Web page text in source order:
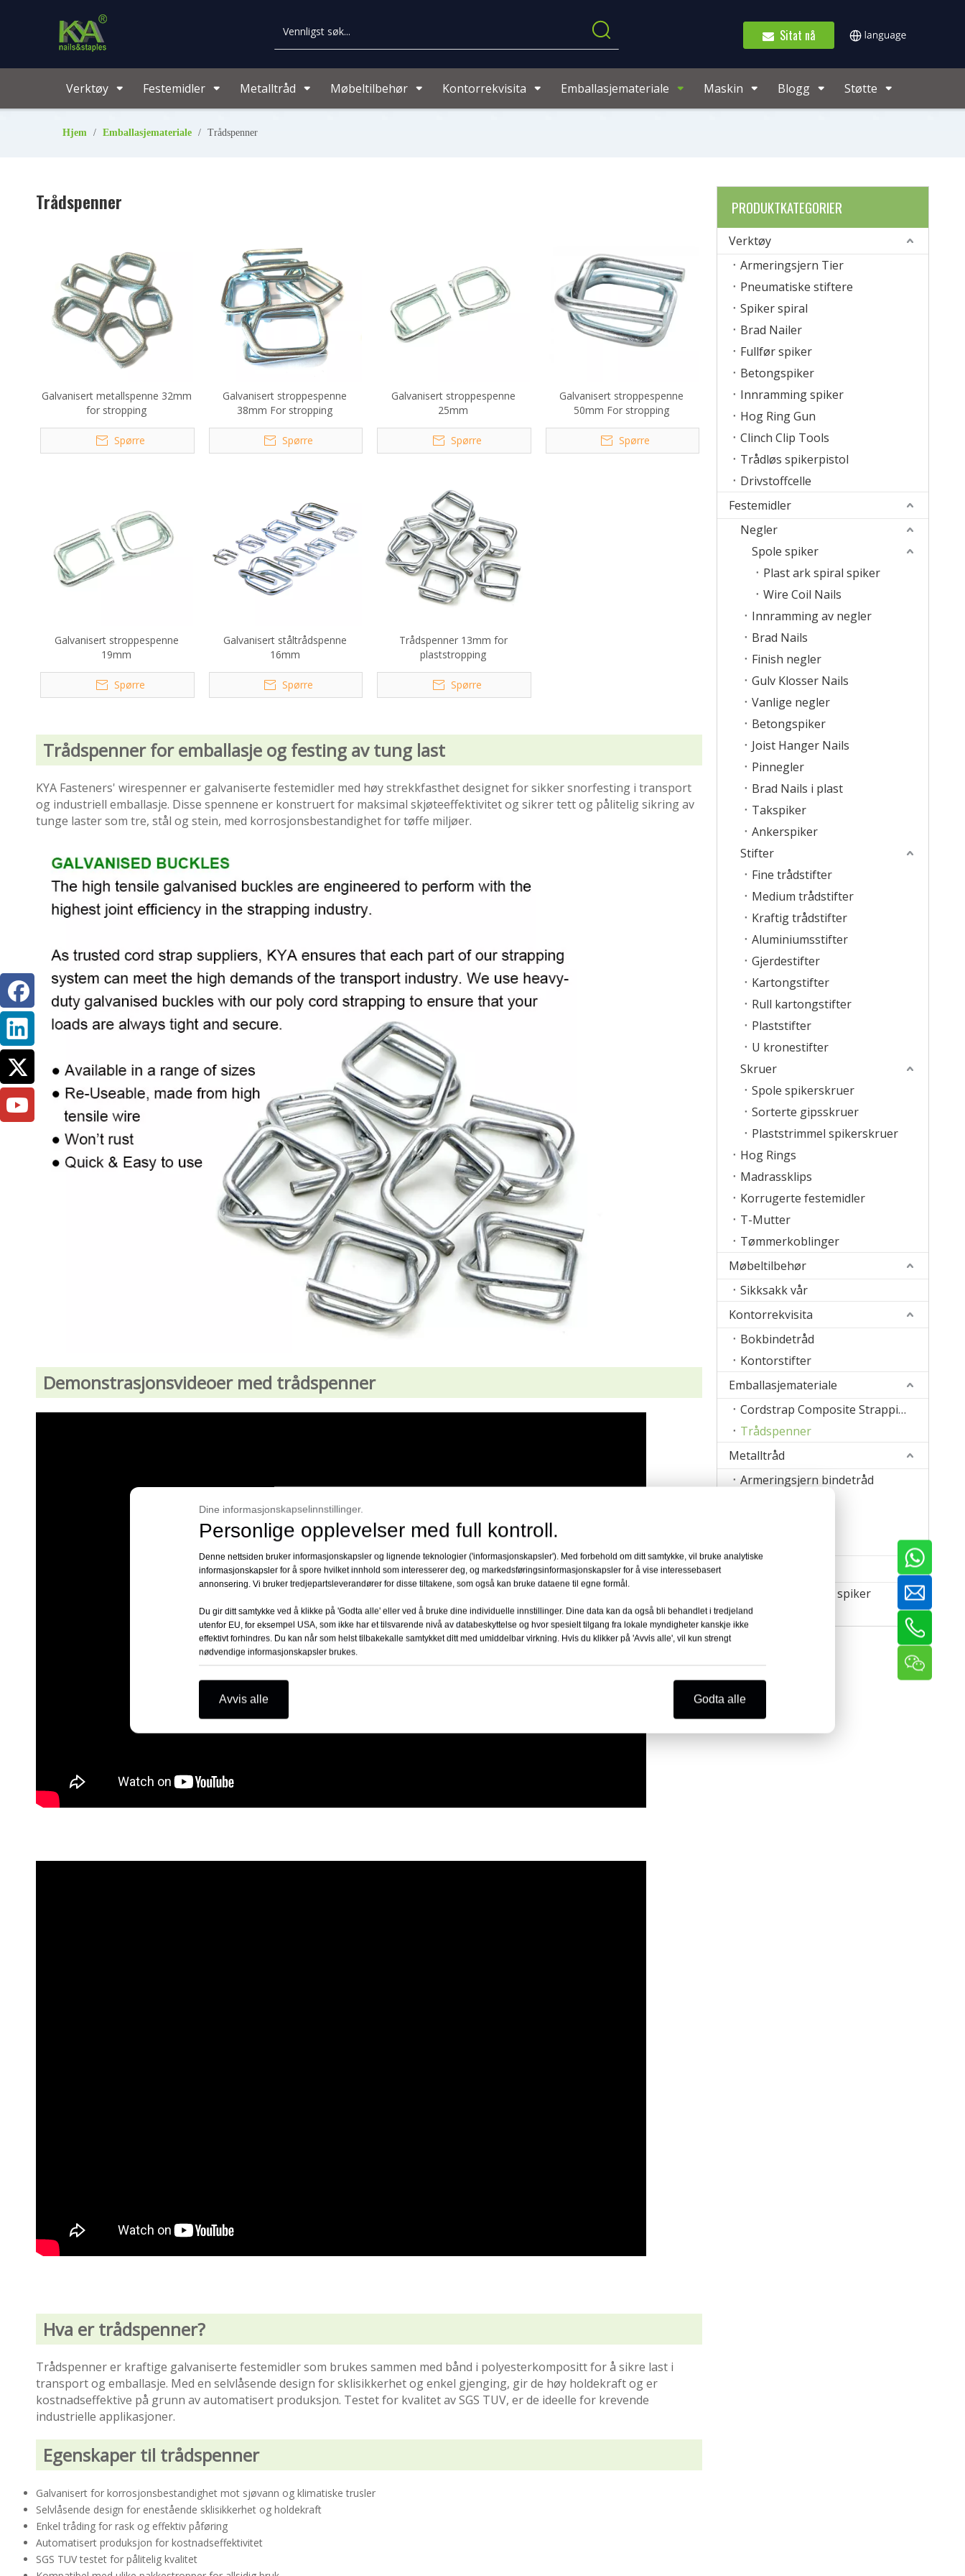
Sitat nå
Verktøy Festemidler Metalltråd Møbeltilbehør Kontorrekvisita Emballasjemateriale Maskin Blogg Støtte
Hjem / Emballasjemateriale / Trådspenner
Trådspenner
Galvanisert metallspenne 32mm
for stropping
Spørre
Galvanisert stroppespenne
38mm For stropping
Spørre
Galvanisert stroppespenne
25mm
Spørre
Galvanisert stroppespenne
50mm For stropping
Spørre
Galvanisert stroppespenne
19mm
Spørre
Galvanisert ståltrådspenne
16mm
Spørre
Trådspenner 13mm for
plaststropping
Spørre
Trådspenner for emballasje og festing av tung last
KYA Fasteners' wirespenner er galvaniserte festemidler med høy strekkfasthet designet for sikker snorfesting i transport
og industriell emballasje. Disse spennene er konstruert for maksimal skjøteeffektivitet og sikrer tett og pålitelig sikring av
tunge laster som tre, stål og stein, med korrosjonsbestandighet for tøffe miljøer.
Demonstrasjonsvideoer med trådspenner
Hva er trådspenner?
Trådspenner er kraftige galvaniserte festemidler som brukes sammen med bånd i polyesterkompositt for å sikre last i
transport og emballasje. Med en selvlåsende design for sklisikkerhet og enkel gjenging, gir de høy holdekraft og er
kostnadseffektive på grunn av automatisert produksjon. Testet for kvalitet av SGS TUV, er de ideelle for krevende
industrielle applikasjoner.
Egenskaper til trådspenner
Galvanisert for korrosjonsbestandighet mot sjøvann og klimatiske trusler
Selvlåsende design for enestående sklisikkerhet og holdekraft
Enkel tråding for rask og effektiv påføring
Automatisert produksjon for kostnadseffektivitet
SGS TUV testet for pålitelig kvalitet
PRODUKTKATEGORIER
Verktøy
Armeringsjern Tier
Pneumatiske stiftere
Spiker spiral
Brad Nailer
Fullfør spiker
Betongspiker
Innramming spiker
Hog Ring Gun
Clinch Clip Tools
Trådløs spikerpistol
Drivstoffcelle
Festemidler
Negler
Spole spiker
Plast ark spiral spiker
Wire Coil Nails
Innramming av negler
Brad Nails
Finish negler
Gulv Klosser Nails
Vanlige negler
Betongspiker
Joist Hanger Nails
Pinnegler
Brad Nails i plast
Takspiker
Ankerspiker
Stifter
Fine trådstifter
Medium trådstifter
Kraftig trådstifter
Aluminiumsstifter
Gjerdestifter
Kartongstifter
Rull kartongstifter
Plaststifter
U kronestifter
Skruer
Spole spikerskruer
Sorterte gipsskruer
Plaststrimmel spikerskruer
Hog Rings
Madrassklips
Korrugerte festemidler
T-Mutter
Tømmerkoblinger
Møbeltilbehør
Sikksakk vår
Kontorrekvisita
Bokbindetråd
Kontorstifter
Emballasjemateriale
Cordstrap Composite Strapping
Trådspenner
Metalltråd
Armeringsjern bindetråd
Maskin for å lage spiker
Trådrullemaskin
Dine informasjonskapselinnstillinger.
Personlige opplevelser med full kontroll.
Denne nettsiden bruker informasjonskapsler og lignende teknologier ('informasjonskapsler'). Med forbehold om ditt samtykke, vil bruke analytiske
informasjonskapsler for å spore hvilket innhold som interesserer deg, og markedsføringsinformasjonskapsler for å vise interessebasert
annonsering. Vi bruker tredjepartsleverandører for disse tiltakene, som også kan bruke dataene til egne formål.
Du gir ditt samtykke ved å klikke på 'Godta alle' eller ved å bruke dine individuelle innstillinger. Dine data kan da også bli behandlet i tredjeland
utenfor EU, for eksempel USA, som ikke har et tilsvarende nivå av databeskyttelse og hvor spesielt tilgang fra lokale myndigheter kanskje ikke
effektivt forhindres. Du kan når som helst tilbakekalle samtykket ditt med umiddelbar virkning. Hvis du klikker på 'Avvis alle', vil kun strengt
nødvendige informasjonskapsler brukes.
Avvis alle Godta alle